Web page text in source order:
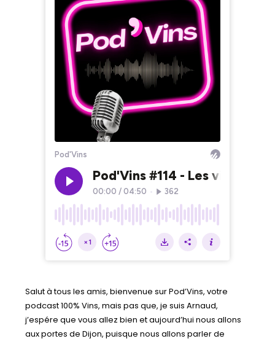
Salut à tous les amis, bienvenue sur Pod’Vins, votre
podcast 100% Vins, mais pas que, je suis Arnaud,
j’espére que vous allez bien et aujourd’hui nous allons
aux portes de Dijon, puisque nous allons parler de